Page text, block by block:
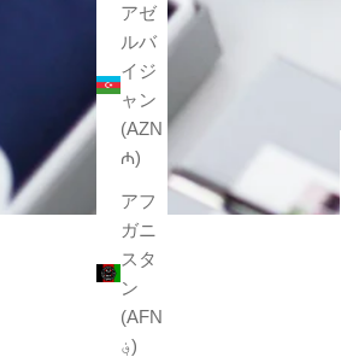
アゼ
ルバ
イジ
ャン
(AZN
₼)
アフ
ガニ
スタ
ン
(AFN
؋)